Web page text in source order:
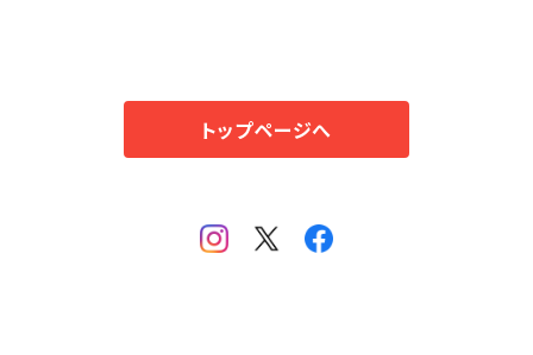
トップページへ